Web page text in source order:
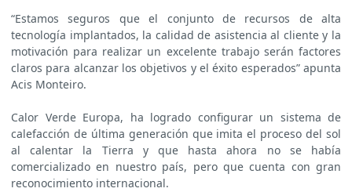
“Estamos seguros que el conjunto de recursos de alta
tecnología implantados, la calidad de asistencia al cliente y la
motivación para realizar un excelente trabajo serán factores
claros para alcanzar los objetivos y el éxito esperados” apunta
Acis Monteiro.
Calor Verde Europa, ha logrado configurar un sistema de
calefacción de última generación que imita el proceso del sol
al calentar la Tierra y que hasta ahora no se había
comercializado en nuestro país, pero que cuenta con gran
reconocimiento internacional.